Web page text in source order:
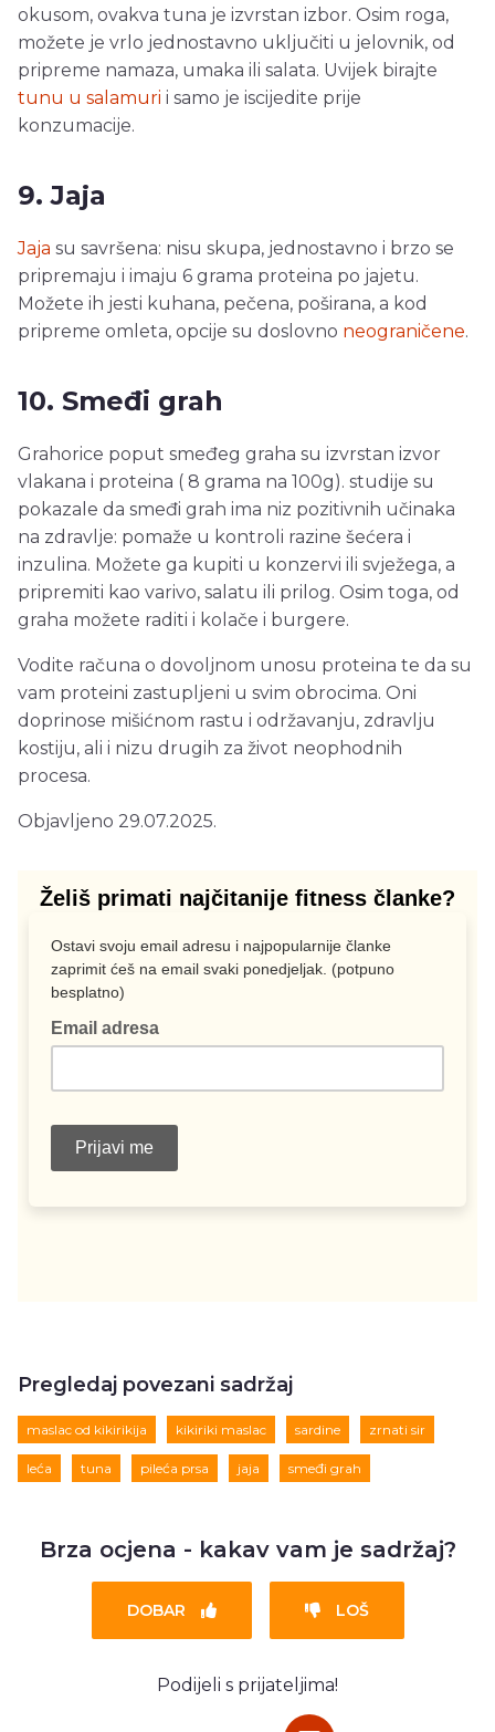
okusom, ovakva tuna je izvrstan izbor. Osim roga,
možete je vrlo jednostavno uključiti u jelovnik, od
pripreme namaza, umaka ili salata. Uvijek birajte
tunu u salamuri i samo je iscijedite prije
konzumacije.
9. Jaja
Jaja su savršena: nisu skupa, jednostavno i brzo se
pripremaju i imaju 6 grama proteina po jajetu.
Možete ih jesti kuhana, pečena, poširana, a kod
pripreme omleta, opcije su doslovno neograničene.
10. Smeđi grah
Grahorice poput smeđeg graha su izvrstan izvor
vlakana i proteina ( 8 grama na 100g). studije su
pokazale da smeđi grah ima niz pozitivnih učinaka
na zdravlje: pomaže u kontroli razine šećera i
inzulina. Možete ga kupiti u konzervi ili svježega, a
pripremiti kao varivo, salatu ili prilog. Osim toga, od
graha možete raditi i kolače i burgere.
Vodite računa o dovoljnom unosu proteina te da su
vam proteini zastupljeni u svim obrocima. Oni
doprinose mišićnom rastu i održavanju, zdravlju
kostiju, ali i nizu drugih za život neophodnih
procesa.
Objavljeno 29.07.2025.
Pregledaj povezani sadržaj
maslac od kikirikija kikiriki maslac sardine zrnati sir
leća tuna pileća prsa jaja smeđi grah
Brza ocjena - kakav vam je sadržaj?
DOBAR LOŠ
Podijeli s prijateljima!